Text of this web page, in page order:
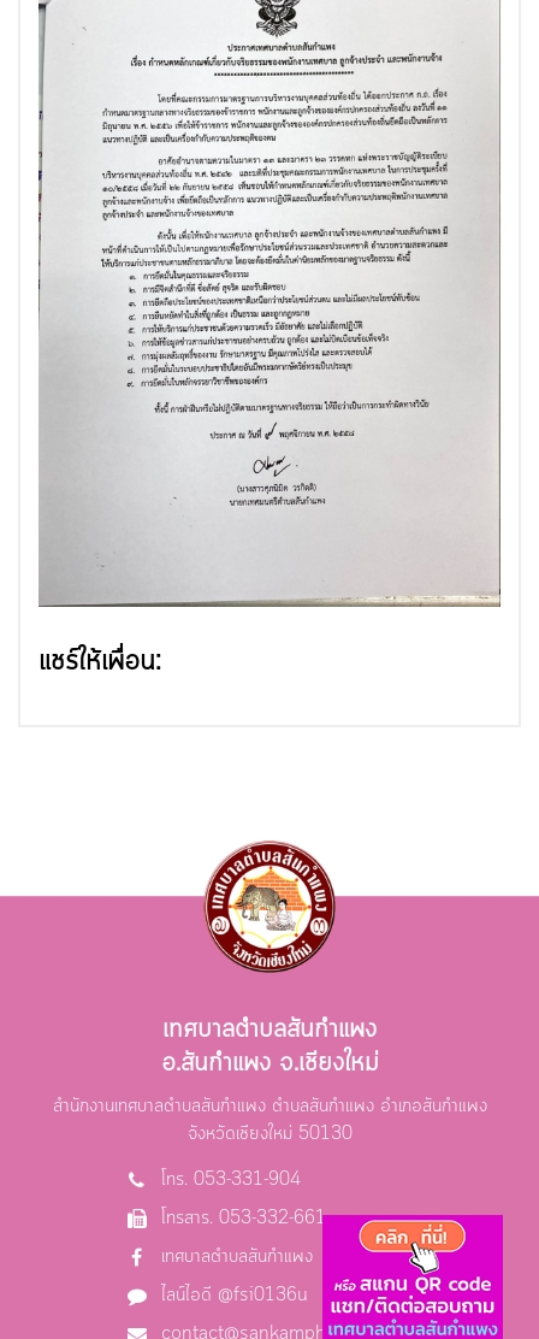
แชร์ให้เพื่อน:
สำนักงานเทศบาลตำบลสันกำแพง ตำบลสันกำแพง อำเภอสันกำแพง
จังหวัดเชียงใหม่ 50130
เทศบาลตำบลสันกำแพง
อ.สันกำแพง จ.เชียงใหม่
โทร. 053-331-904
โทรสาร. 053-332-661
เทศบาลตำบลสันกำแพง
ไลน์ไอดี @fsi0136u